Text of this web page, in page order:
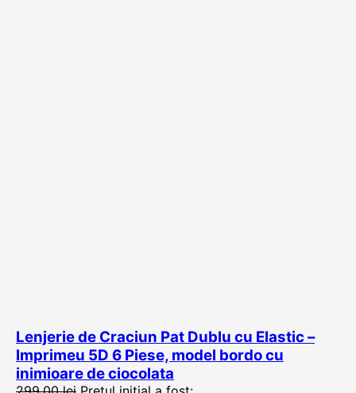
Lenjerie de Craciun Pat Dublu cu Elastic –
Imprimeu 5D 6 Piese, model bordo cu
inimioare de ciocolata